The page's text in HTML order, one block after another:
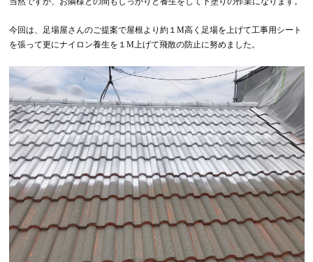
今回は、足場屋さんのご提案で屋根より約１M高く足場を上げて工事用シート
を張って更にナイロン養生を１M上げて飛散の防止に努めました。